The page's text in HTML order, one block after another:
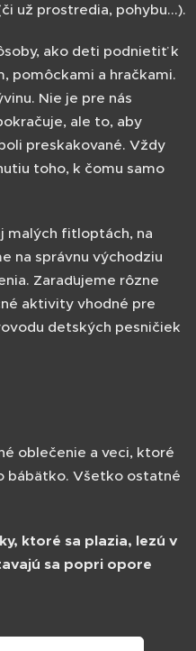
už prostredia, pohybu...).
ako deti podnietiť k
pomôckami a hračkami.
Nie je pre nás
ale to, aby
preskakované. Vždy
toho, k čomu samo
malých fitloptách, na
na správnu východziu
Zaraďujeme rôzne
aktivity vhodné pre
detských pesničiek
oblečenie a veci, ktoré
bábätko. Všetko ostatné
ktoré sa plazia, lezú v
sa popri opore